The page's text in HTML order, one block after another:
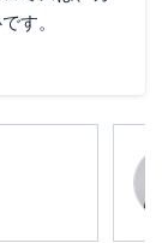
す。